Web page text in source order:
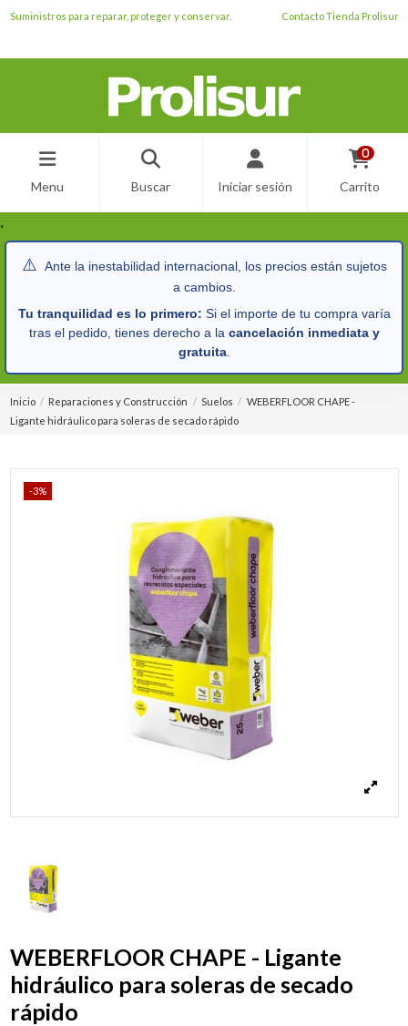
Suministros para reparar, proteger y conservar. Contacto Tienda Prolisur
Menu Buscar Iniciar sesión
0
Carrito
.
⚠️ Ante la inestabilidad internacional, los precios están sujetos
a cambios.
Tu tranquilidad es lo primero: Si el importe de tu compra varía
tras el pedido, tienes derecho a la cancelación inmediata y
gratuita.
Inicio Reparaciones y Construcción Suelos
WEBERFLOOR CHAPE -
Ligante hidráulico para soleras de secado rápido
-3%
WEBERFLOOR CHAPE - Ligante
hidráulico para soleras de secado
rápido